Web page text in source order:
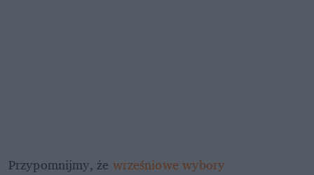
Przypomnijmy, że wrześniowe wybory